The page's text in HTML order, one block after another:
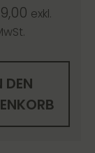
exkl.
DEN